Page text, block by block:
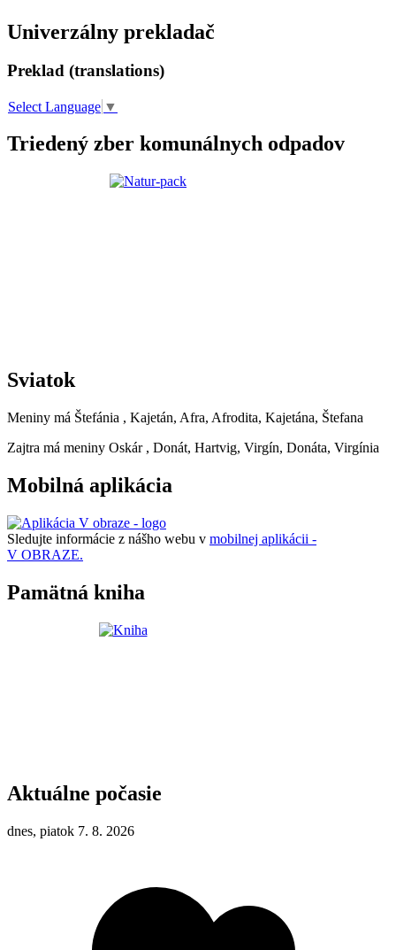
Univerzálny prekladač
Preklad (translations)
Select Language ▼
Triedený zber komunálnych odpadov
Sviatok
Meniny má Štefánia , Kajetán, Afra, Afrodita, Kajetána, Štefana
Zajtra má meniny Oskár , Donát, Hartvig, Virgín, Donáta, Virgínia
Mobilná aplikácia
Sledujte informácie z nášho webu v mobilnej aplikácii -
V OBRAZE.
Pamätná kniha
Aktuálne počasie
dnes, piatok 7. 8. 2026